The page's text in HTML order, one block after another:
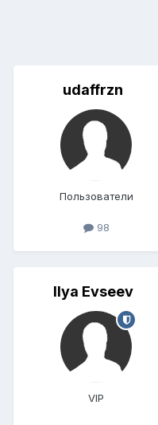
udaffrzn
Пользователи
98
Ilya Evseev
VIP